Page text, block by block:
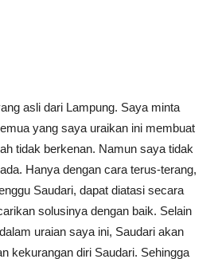
asli dari Lampung. Saya minta
yang saya uraikan ini membuat
tidak berkenan. Namun saya tidak
Hanya dengan cara terus-terang,
Saudari, dapat diatasi secara
solusinya dengan baik. Selain
uraian saya ini, Saudari akan
kekurangan diri Saudari. Sehingga